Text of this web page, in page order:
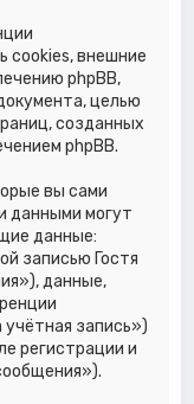
cookies, внешние
phpBB,
целью
созданных
phpBB.
вы сами
данными могут
данные:
записью Гостя
данные,
запись»)
регистрации и